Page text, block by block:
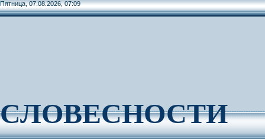
Пятница, 07.08.2026, 07:09
СЛОВЕСНОСТИ